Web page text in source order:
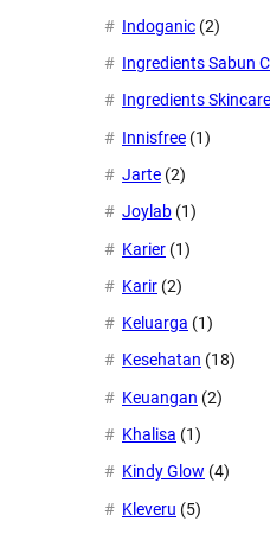
Indoganic (2)
Ingredients Sabun
Ingredients Skincare
Innisfree (1)
Jarte (2)
Joylab (1)
Karier (1)
Karir (2)
Keluarga (1)
Kesehatan (18)
Keuangan (2)
Khalisa (1)
Kindy Glow (4)
Kleveru (5)